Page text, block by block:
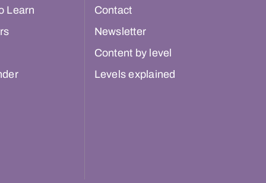
Learn
Contact
Newsletter
Content by level
Levels explained